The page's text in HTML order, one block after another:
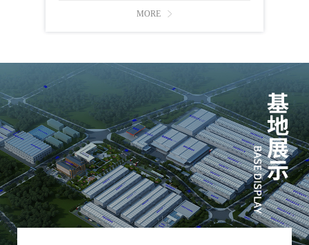
MORE